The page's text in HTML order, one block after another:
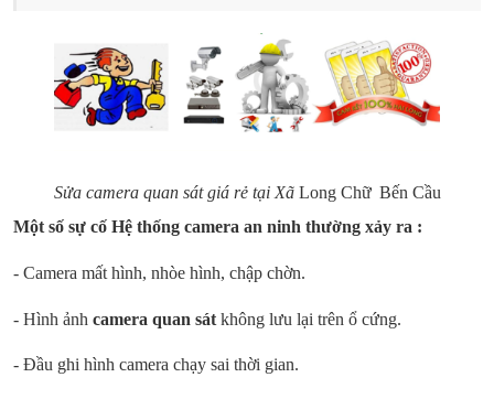
Sửa camera quan sát giá rẻ tại Xã Long Chữ Bến Cầu
Một số sự cố Hệ thống camera an ninh thường xảy ra :
- Camera mất hình, nhòe hình, chập chờn.
- Hình ảnh camera quan sát không lưu lại trên ổ cứng.
- Đầu ghi hình camera chạy sai thời gian.